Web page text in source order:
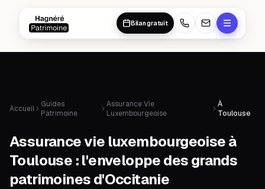
Bilan gratuit
Accueil
Guides
Patrimoine
Assurance Vie
Luxembourgeoise
À
Toulouse
Assurance vie luxembourgeoise à
Toulouse : l'enveloppe des grands
patrimoines d'Occitanie